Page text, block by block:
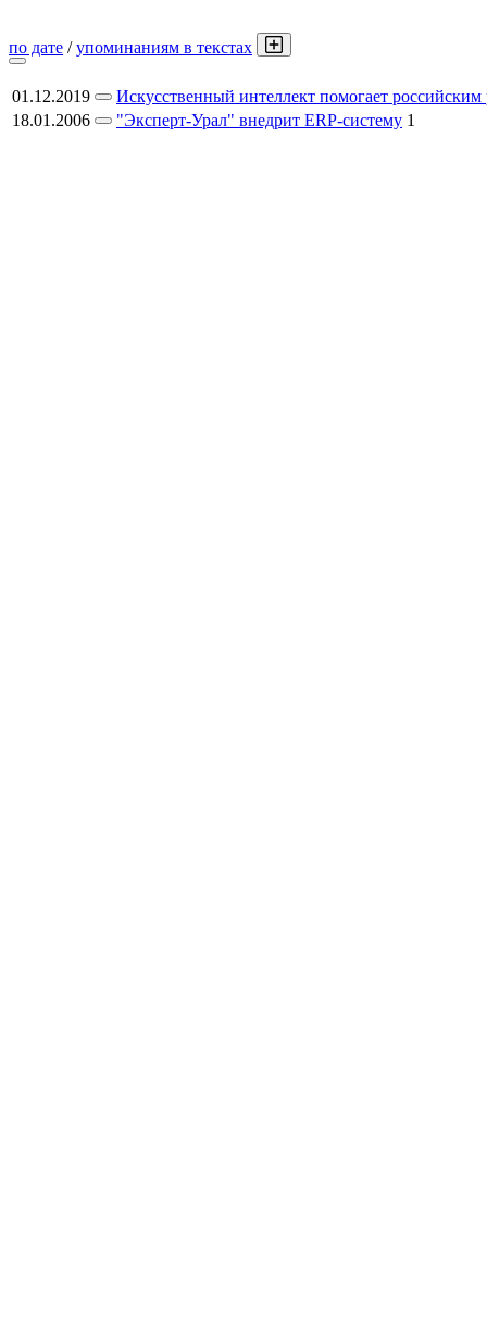
по дате /упоминаниям в текстах
01.12.2019
Искусственный интеллект помогает
18.01.2006
"Эксперт-Урал" внедрит ERP-систему 1